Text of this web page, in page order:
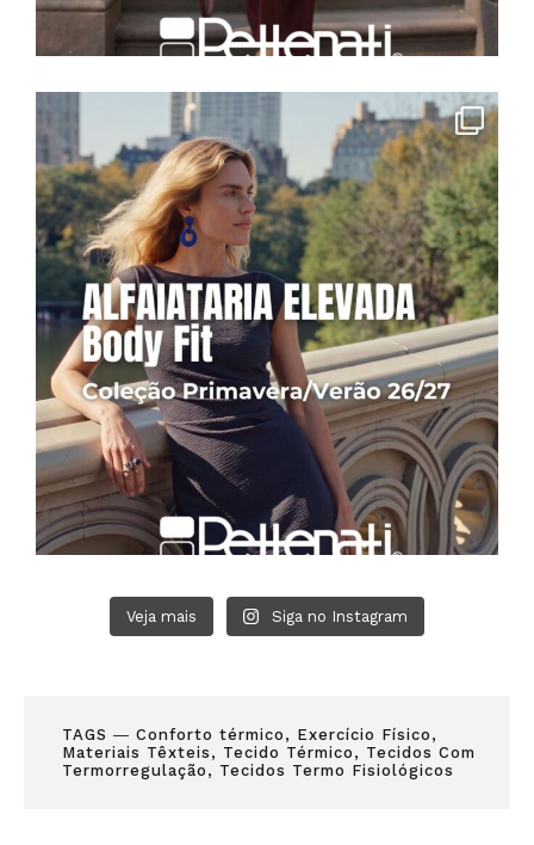
Veja mais Siga no Instagram
TAGS ― Conforto térmico , Exercício Físico ,
Materiais Têxteis , Tecido Térmico , Tecidos Com
Termorregulação , Tecidos Termo Fisiológicos